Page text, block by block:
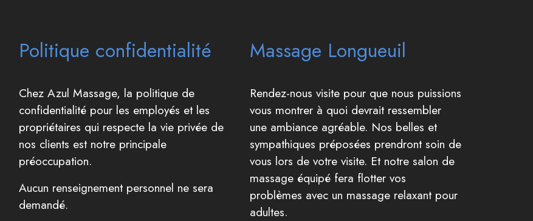
Politique confidentialité
Chez Azul Massage, la politique de
confidentialité pour les employés et les
propriétaires qui respecte la vie privée de
nos clients est notre principale
préoccupation.
Aucun renseignement personnel ne sera
demandé.
Massage Longueuil
Rendez-nous visite pour que nous puissions
vous montrer à quoi devrait ressembler
une ambiance agréable. Nos belles et
sympathiques préposées prendront soin de
vous lors de votre visite. Et notre salon de
massage équipé fera flotter vos
problèmes avec un massage relaxant pour
adultes.